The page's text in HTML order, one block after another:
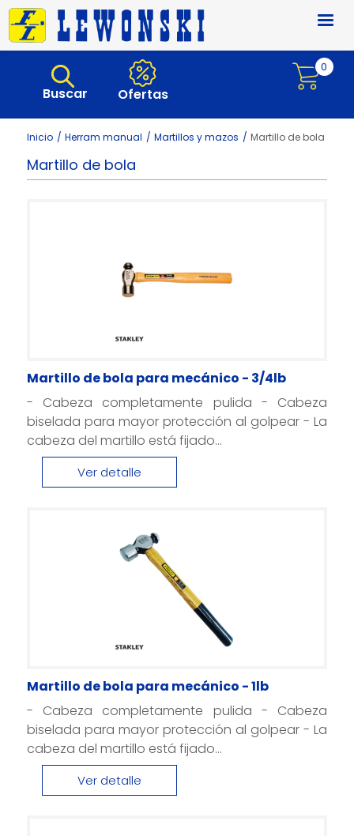
Pasar al contenido principal
Buscar Ofertas
0
Inicio Herram manual Martillos y mazos Martillo de bola
Martillo de bola
Martillo de bola para mecánico - 3/4lb
- Cabeza completamente pulida - Cabeza
biselada para mayor protección al golpear - La
cabeza del martillo está fijado...
Ver detalle
Martillo de bola para mecánico - 1lb
- Cabeza completamente pulida - Cabeza
biselada para mayor protección al golpear - La
cabeza del martillo está fijado...
Ver detalle